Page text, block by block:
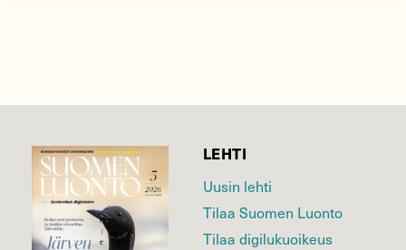
LEHTI
Uusin lehti
Tilaa Suomen Luonto
Tilaa digilukuoikeus